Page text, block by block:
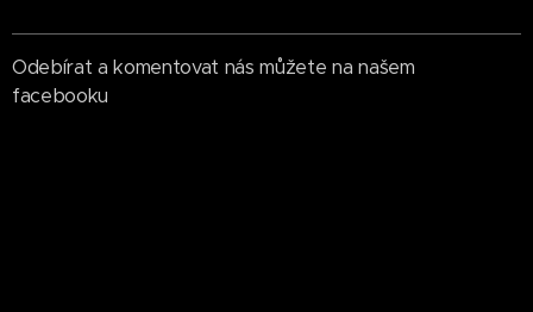
Odebírat a komentovat nás můžete na našem
facebooku